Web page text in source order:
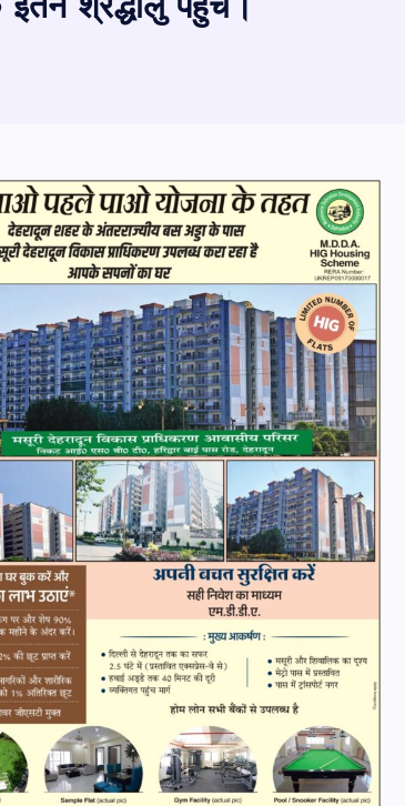
इतने श्रद्धांलु पहुंचे।